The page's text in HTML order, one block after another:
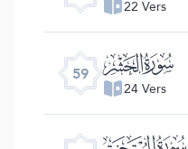
22 Vers
59 ﯨ
24 Vers